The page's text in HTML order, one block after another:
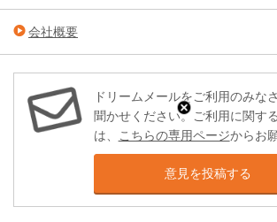
会社概要
ドリームメールをご利用のみな
聞かせください。ご利用に関す
は、
こちらの専用ページからお
意見を投稿する